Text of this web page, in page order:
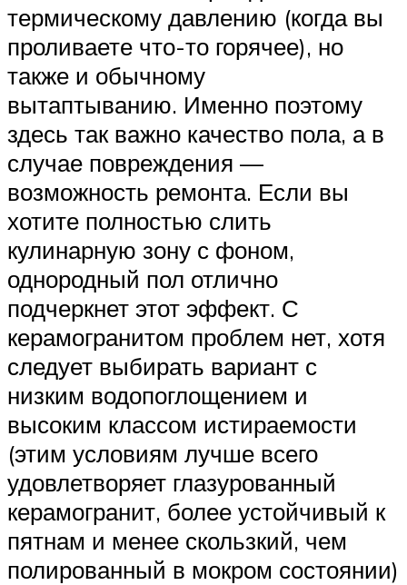
термическому давлению (когда вы
проливаете что-то горячее), но
также и обычному
вытаптыванию. Именно поэтому
здесь так важно качество пола, а в
случае повреждения —
возможность ремонта. Если вы
хотите полностью слить
кулинарную зону с фоном,
однородный пол отлично
подчеркнет этот эффект. С
керамогранитом проблем нет, хотя
следует выбирать вариант с
низким водопоглощением и
высоким классом истираемости
(этим условиям лучше всего
удовлетворяет глазурованный
керамогранит, более устойчивый к
пятнам и менее скользкий, чем
полированный в мокром состоянии)